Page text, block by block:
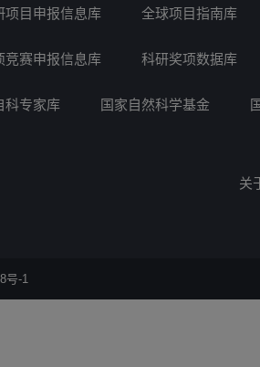
项目申报信息库 全球项目指南库
竞赛申报信息库 科研奖项数据库
科专家库 国家自然科学基金
关
号-1